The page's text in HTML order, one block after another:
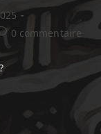
la
:
0 commentaire